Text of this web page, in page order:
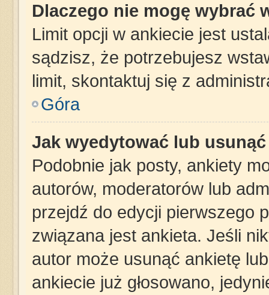
Dlaczego nie mogę wybrać
Limit opcji w ankiecie jest
sądzisz, że potrzebujesz
limit, skontaktuj się z
Góra
Jak wyedytować lub
Podobnie jak posty, ankiety
autorów, moderatorów lub
przejdź do edycji pierwszego
związana jest ankieta. Jeśli
autor może usunąć ankietę
ankiecie już głosowano,